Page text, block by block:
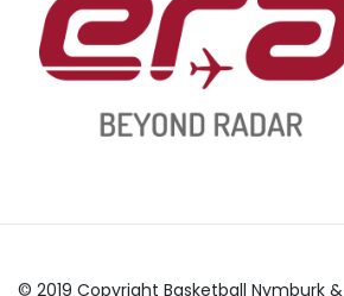
© 2019 Copyright Basketball Nymburk &